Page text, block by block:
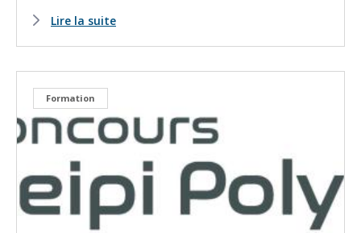
Lire la suite
Formation